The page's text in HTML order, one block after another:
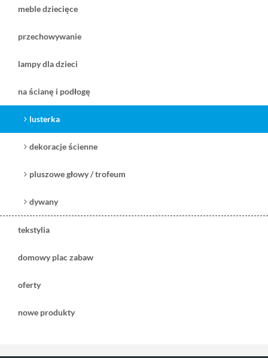
promocja 359,00 zł
( pluskoszt dostawy)
czas dostawy:
niedostepny
( pluskoszt dostawy)
zobacz
meble dziecięce
przechowywanie
lampy dla dzieci
na ścianę i podłogę
lusterka
dekoracje ścienne
pluszowe głowy / trofeum
dywany
tekstylia
domowy plac zabaw
oferty
nowe produkty